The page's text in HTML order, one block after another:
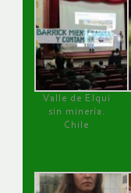
Valle de Elqui
sin minería.
Chile